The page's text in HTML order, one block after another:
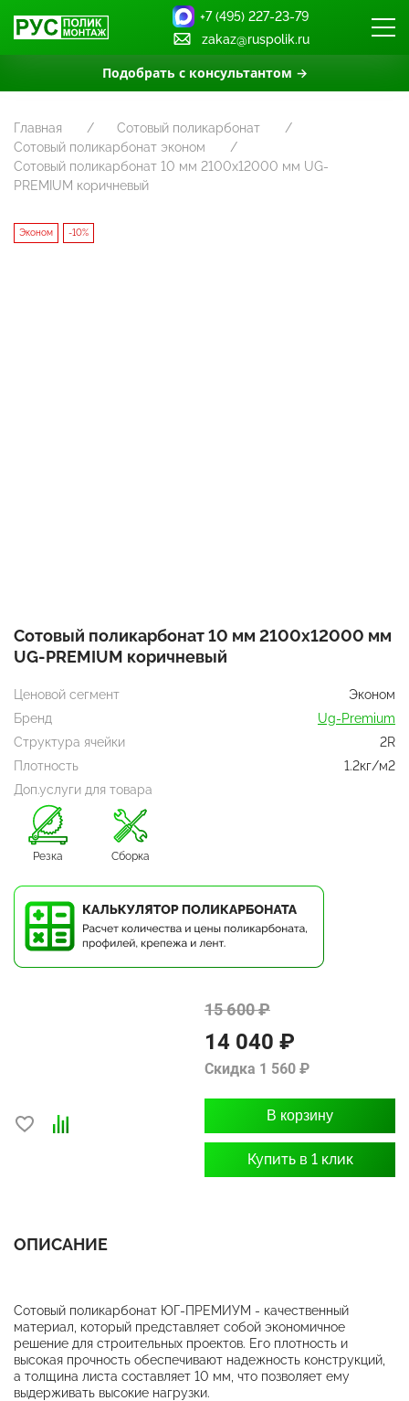
Подобрать с консультантом →
+7 (495) 227-23-79
zakaz@ruspolik.ru
Главная
Сотовый поликарбонат
Сотовый поликарбонат эконом
Сотовый поликарбонат 10 мм 2100x12000 мм UG-
PREMIUM коричневый
Эконом -10%
Сотовый поликарбонат 10 мм 2100x12000 мм
UG-PREMIUM коричневый
Ценовой сегмент
Эконом
Бренд
Ug-Premium
Структура ячейки
2R
Плотность
1.2кг/м2
Доп.услуги для товара
Резка Сборка
15 600 ₽
14 040 ₽
Скидка 1 560 ₽
В корзину
Купить в 1 клик
ОПИСАНИЕ
Сотовый поликарбонат ЮГ-ПРЕМИУМ - качественный
материал, который представляет собой экономичное
решение для строительных проектов. Его плотность и
высокая прочность обеспечивают надежность конструкций,
а толщина листа составляет 10 мм, что позволяет ему
выдерживать высокие нагрузки.